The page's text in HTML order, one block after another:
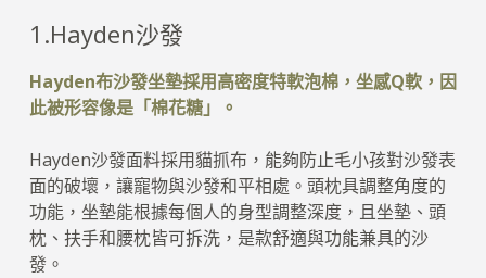
1.Hayden沙發
Hayden布沙發坐墊採用高密度特軟泡棉，坐感Q軟，因
此被形容像是「棉花糖」。
Hayden沙發面料採用貓抓布，能夠防止毛小孩對沙發表
面的破壞，讓寵物與沙發和平相處。頭枕具調整角度的
功能，坐墊能根據每個人的身型調整深度，且坐墊、頭
枕、扶手和腰枕皆可拆洗，是款舒適與功能兼具的沙
發。